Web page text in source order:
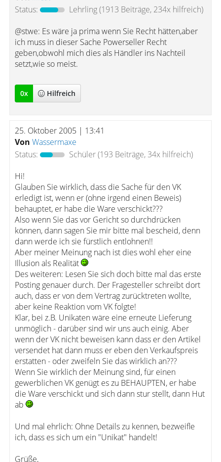
Status:
Lehrling(1913 Beiträge, 234x hilfreich)
@stwe: Es wäre ja prima wenn Sie Recht hätten,aber
ich muss in dieser Sache Powerseller Recht
geben,obwohl mich dies als Händler ins Nachteil
setzt,wie so meist.
0x Hilfreich
25. Oktober 2005 | 13:41
Von Wassermaxe
Status:
Schüler(193 Beiträge, 34x hilfreich)
Hi!
Glauben Sie wirklich, dass die Sache für den VK
erledigt ist, wenn er (ohne irgend einen Beweis)
behauptet, er habe die Ware verschickt???
Also wenn Sie das vor Gericht so durchdrücken
können, dann sagen Sie mir bitte mal bescheid, denn
dann werde ich sie fürstlich entlohnen!!
Aber meiner Meinung nach ist dies wohl eher eine
Illusion als Realität
Des weiteren: Lesen Sie sich doch bitte mal das erste
Posting genauer durch. Der Fragesteller schreibt dort
auch, dass er von dem Vertrag zurücktreten wollte,
aber keine Reaktion vom VK folgte!
Klar, bei z.B. Unikaten wäre eine erneute Lieferung
unmöglich - darüber sind wir uns auch einig. Aber
wenn der VK nicht beweisen kann dass er den Artikel
versendet hat dann muss er eben den Verkaufspreis
erstatten - oder zweifeln Sie das wirklich an???
Wenn Sie wirklich der Meinung sind, für einen
gewerblichen VK genügt es zu BEHAUPTEN, er habe
die Ware verschickt und sich dann stur stellt, dann Hut
ab
Und mal ehrlich: Ohne Details zu kennen, bezweifle
ich, dass es sich um ein "Unikat" handelt!
Grüße,